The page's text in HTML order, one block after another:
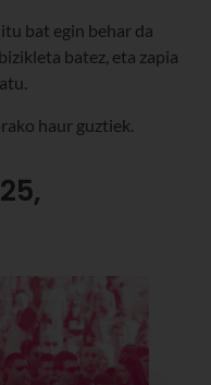
bat egin behar da
batez, eta zapia
haur guztiek.